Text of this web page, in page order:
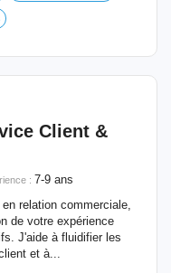
Client &
: 7-9 ans
relation commerciale,
de votre expérience
J'aide à fluidifier les
et à...